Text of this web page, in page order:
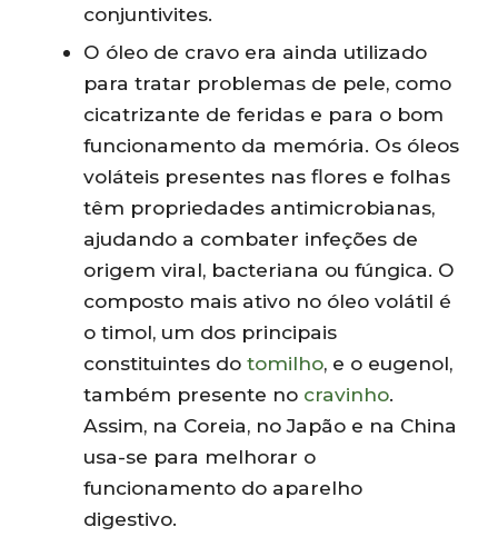
conjuntivites.
O óleo de cravo era ainda utilizado
para tratar problemas de pele, como
cicatrizante de feridas e para o bom
funcionamento da memória. Os óleos
voláteis presentes nas flores e folhas
têm propriedades antimicrobianas,
ajudando a combater infeções de
origem viral, bacteriana ou fúngica. O
composto mais ativo no óleo volátil é
o timol, um dos principais
constituintes do tomilho, e o eugenol,
também presente no cravinho.
Assim, na Coreia, no Japão e na China
usa-se para melhorar o
funcionamento do aparelho
digestivo.